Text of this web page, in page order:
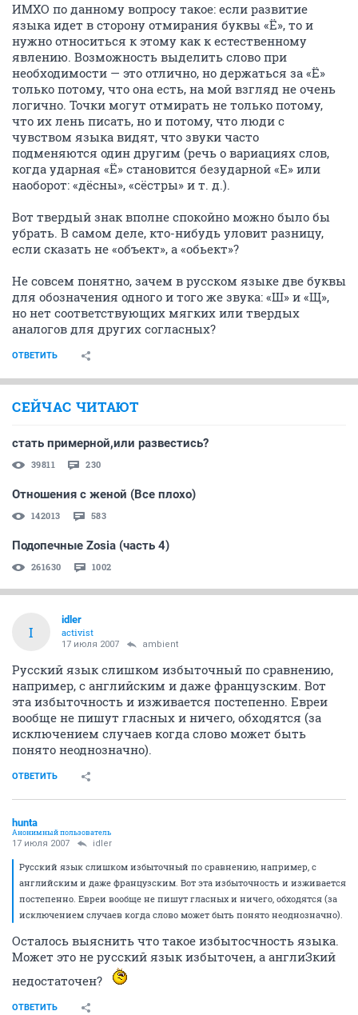
ИМХО по данному вопросу такое: если развитие
языка идет в сторону отмирания буквы «Ё», то и
нужно относиться к этому как к естественному
явлению. Возможность выделить слово при
необходимости — это отлично, но держаться за «Ё»
только потому, что она есть, на мой взгляд не очень
логично. Точки могут отмирать не только потому,
что их лень писать, но и потому, что люди с
чувством языка видят, что звуки часто
подменяются один другим (речь о вариациях слов,
когда ударная «Ё» становится безударной «Е» или
наоборот: «дёсны», «сёстры» и т. д.).
Вот твердый знак вполне спокойно можно было бы
убрать. В самом деле, кто-нибудь уловит разницу,
если сказать не «объект», а «обьект»?
Не совсем понятно, зачем в русском языке две буквы
для обозначения одного и того же звука: «Ш» и «Щ»,
но нет соответствующих мягких или твердых
аналогов для других согласных?
ОТВЕТИТЬ
СЕЙЧАС ЧИТАЮТ
стать примерной,или развестись?
39811 230
Отношения с женой (Все плохо)
142013 583
Подопечные Zosia (часть 4)
261630 1002
I
idler
activist
17 июля 2007 ambient
Русский язык слишком избыточный по сравнению,
например, с английским и даже французским. Вот
эта избыточность и изживается постепенно. Евреи
вообще не пишут гласных и ничего, обходятся (за
исключением случаев когда слово может быть
понято неоднозначно).
ОТВЕТИТЬ
hunta
Анонимный пользователь
17 июля 2007 idler
Русский язык слишком избыточный по сравнению, например, с
английским и даже французским. Вот эта избыточность и изживается
постепенно. Евреи вообще не пишут гласных и ничего, обходятся (за
исключением случаев когда слово может быть понято неоднозначно).
Осталось выяснить что такое избытосчность языка.
Может это не русский язык избыточен, а англиЗкий
недостаточен?
ОТВЕТИТЬ